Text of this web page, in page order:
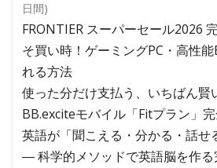
日間)
FRONTIER スーパーセール2026
そ買い時！ゲーミングPC・高性
れる方法
使った分だけ支払う、いちばん賢
BB.exciteモバイル「Fitプラン」
英語が「聞こえる・分かる・話せ
― 科学的メソッドで英語脳を作る